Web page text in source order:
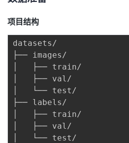
项目结构
datasets/
├── images/
│   ├── train/
│   ├── val/
│   └── test/
├── labels/
│   ├── train/
│   ├── val/
│   └── test/